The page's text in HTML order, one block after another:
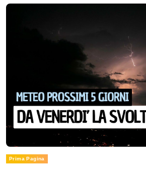
Prima Pagina